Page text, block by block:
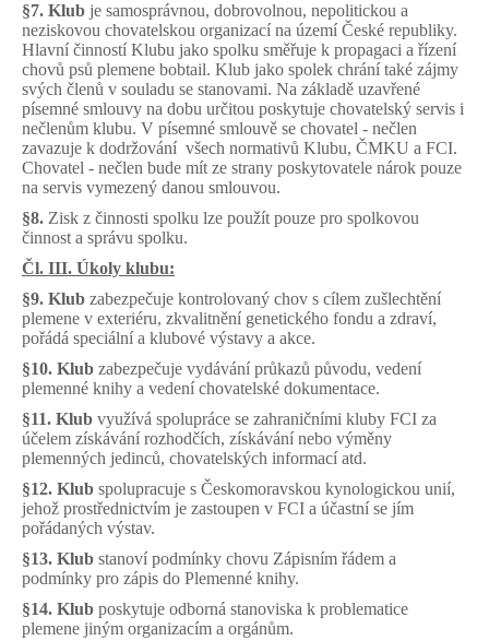
§7. Klub je samosprávnou, dobrovolnou, nepolitickou a
neziskovou chovatelskou organizací na území České republiky.
Hlavní činností Klubu jako spolku směřuje k propagaci a řízení
chovů psů plemene bobtail. Klub jako spolek chrání také zájmy
svých členů v souladu se stanovami. Na základě uzavřené
písemné smlouvy na dobu určitou poskytuje chovatelský servis i
nečlenům klubu. V písemné smlouvě se chovatel - nečlen
zavazuje k dodržování všech normativů Klubu, ČMKU a FCI.
Chovatel - nečlen bude mít ze strany poskytovatele nárok pouze
na servis vymezený danou smlouvou.
§8. Zisk z činnosti spolku lze použít pouze pro spolkovou
činnost a správu spolku.
Čl. III. Úkoly klubu:
§9. Klub zabezpečuje kontrolovaný chov s cílem zušlechtění
plemene v exteriéru, zkvalitnění genetického fondu a zdraví,
pořádá speciální a klubové výstavy a akce.
§10. Klub zabezpečuje vydávání průkazů původu, vedení
plemenné knihy a vedení chovatelské dokumentace.
§11. Klub využívá spolupráce se zahraničními kluby FCI za
účelem získávání rozhodčích, získávání nebo výměny
plemenných jedinců, chovatelských informací atd.
§12. Klub spolupracuje s Českomoravskou kynologickou unií,
jehož prostřednictvím je zastoupen v FCI a účastní se jím
pořádaných výstav.
§13. Klub stanoví podmínky chovu Zápisním řádem a
podmínky pro zápis do Plemenné knihy.
§14. Klub poskytuje odborná stanoviska k problematice
plemene jiným organizacím a orgánům.